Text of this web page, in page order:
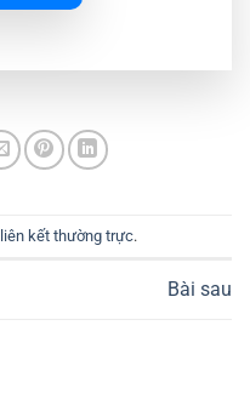
liên kết thường trực.
Bài sau